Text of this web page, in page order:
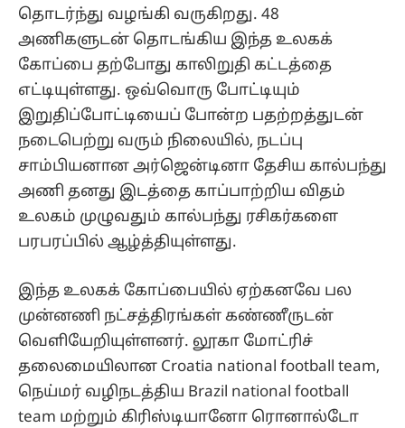
தொடர்ந்து வழங்கி வருகிறது. 48
அணிகளுடன் தொடங்கிய இந்த உலகக்
கோப்பை தற்போது காலிறுதி கட்டத்தை
எட்டியுள்ளது. ஒவ்வொரு போட்டியும்
இறுதிப்போட்டியைப் போன்ற பதற்றத்துடன்
நடைபெற்று வரும் நிலையில், நடப்பு
சாம்பியனான அர்ஜென்டினா தேசிய கால்பந்து
அணி தனது இடத்தை காப்பாற்றிய விதம்
உலகம் முழுவதும் கால்பந்து ரசிகர்களை
பரபரப்பில் ஆழ்த்தியுள்ளது.
இந்த உலகக் கோப்பையில் ஏற்கனவே பல
முன்னணி நட்சத்திரங்கள் கண்ணீருடன்
வெளியேறியுள்ளனர். லூகா மோட்ரிச்
தலைமையிலான Croatia national football team,
நெய்மர் வழிநடத்திய Brazil national football
team மற்றும் கிரிஸ்டியானோ ரொனால்டோ